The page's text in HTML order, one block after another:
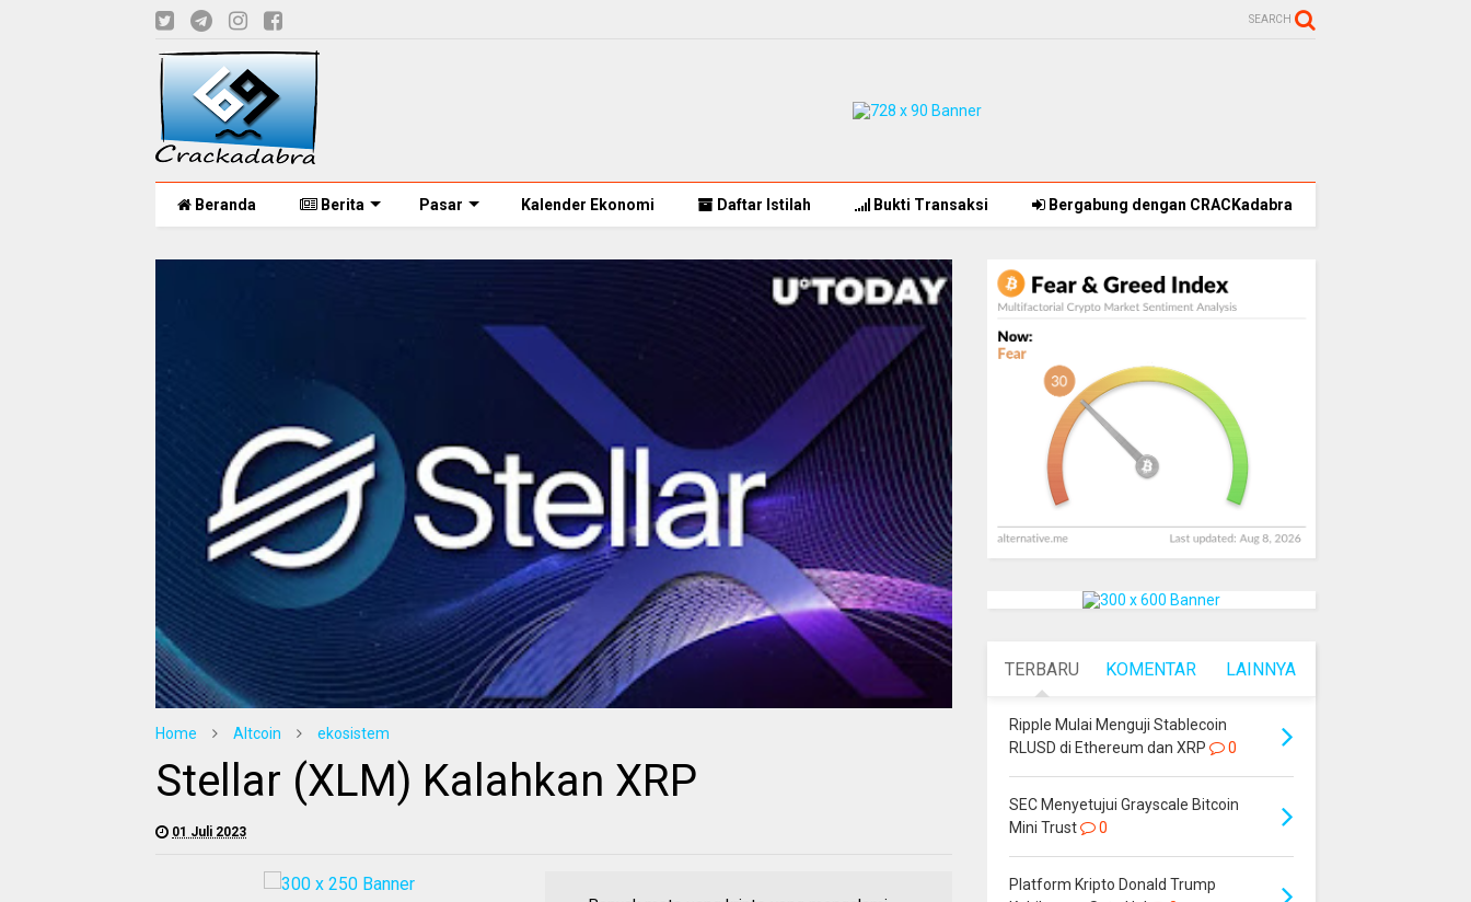
SEARCH
Beranda Berita Pasar Kalender Ekonomi Daftar Istilah Bukti Transaksi Bergabung dengan CRACKadabra
Home Altcoin ekosistem
Stellar (XLM) Kalahkan XRP
01 Juli 2023
TERBARU KOMENTAR LAINNYA
Ripple Mulai Menguji Stablecoin
RLUSD di Ethereum dan XRP
0
SEC Menyetujui Grayscale Bitcoin
Mini Trust
0
Platform Kripto Donald Trump